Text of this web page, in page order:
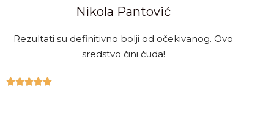
Nikola Pantović
Rezultati su definitivno bolji od očekivanog. Ovo
sredstvo čini čuda!
